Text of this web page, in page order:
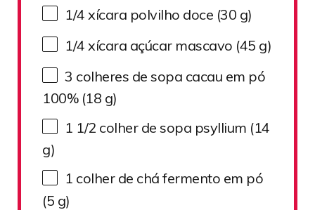
1/4 xícara polvilho doce (30 g)
1/4 xícara açúcar mascavo (45 g)
3 colheres de sopa cacau em pó
100% (18 g)
1 1/2 colher de sopa psyllium (14
g)
1 colher de chá fermento em pó
(5 g)